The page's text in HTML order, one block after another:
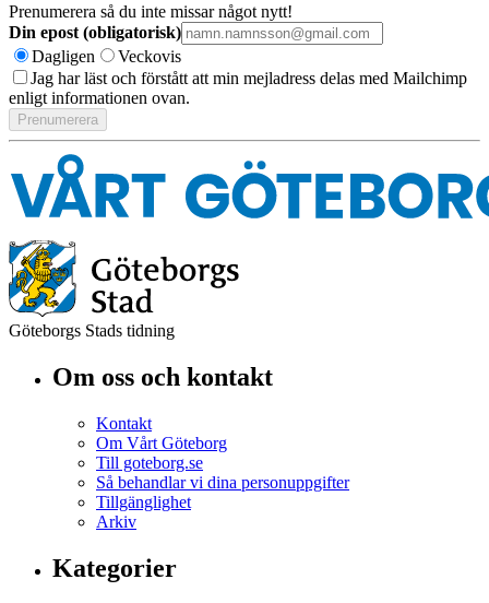
Prenumerera så du inte missar något nytt!
Din epost (obligatorisk)
Dagligen
Veckovis
Jag har läst och förstått att min mejladress delas med Mailchimp
enligt informationen ovan.
Göteborgs Stads tidning
Om oss och kontakt
Kontakt
Om Vårt Göteborg
Till goteborg.se
Så behandlar vi dina personuppgifter
Tillgänglighet
Arkiv
Kategorier